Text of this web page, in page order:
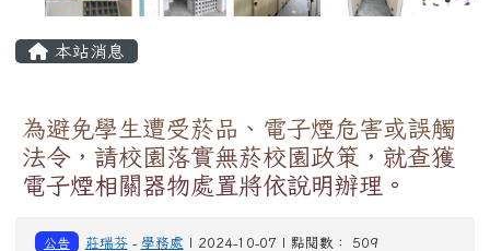
本站消息
為避免學生遭受菸品、電子煙危害或誤觸
法令，請校園落實無菸校園政策，就查獲
電子煙相關器物處置將依說明辦理。
公告 莊瑞芬- 學務處 | 2024-10-07 | 點閱數： 509